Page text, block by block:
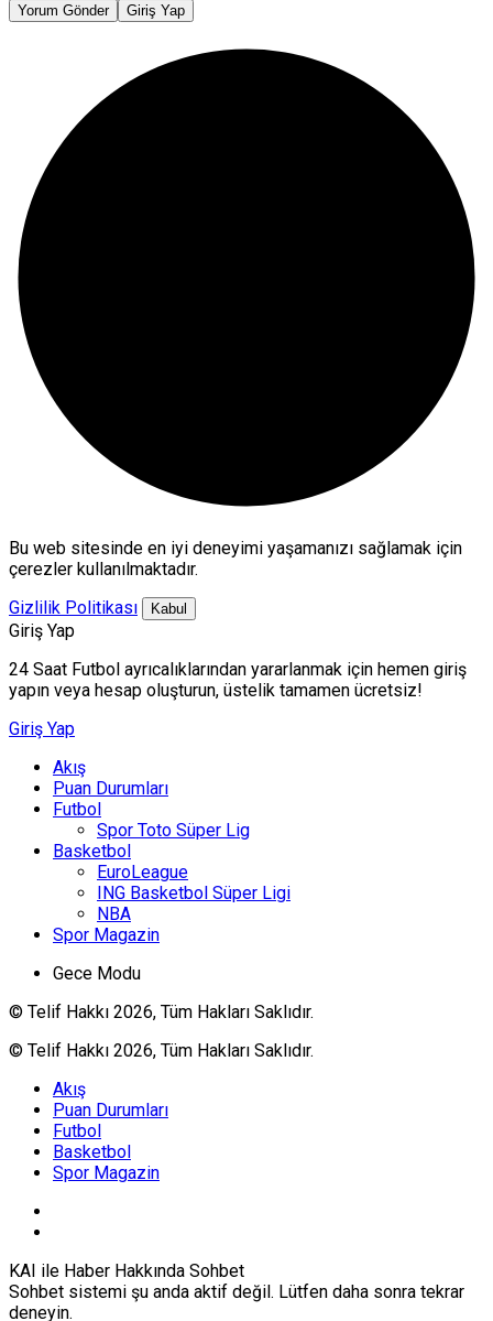
Yorum Gönder Giriş Yap
Bu web sitesinde en iyi deneyimi yaşamanızı sağlamak için
çerezler kullanılmaktadır.
Gizlilik Politikası
Kabul
Giriş Yap
24 Saat Futbol ayrıcalıklarından yararlanmak için hemen giriş
yapın veya hesap oluşturun, üstelik tamamen ücretsiz!
Giriş Yap
Akış
Puan Durumları
Futbol
Spor Toto Süper Lig
Basketbol
EuroLeague
ING Basketbol Süper Ligi
NBA
Spor Magazin
Gece Modu
© Telif Hakkı 2026, Tüm Hakları Saklıdır.
© Telif Hakkı 2026, Tüm Hakları Saklıdır.
Akış
Puan Durumları
Futbol
Basketbol
Spor Magazin
KAI ile Haber Hakkında Sohbet
Sohbet sistemi şu anda aktif değil. Lütfen daha sonra tekrar
deneyin.